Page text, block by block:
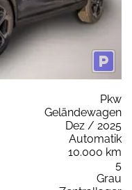
Pkw
Geländewagen
Dez / 2025
Automatik
10.000 km
5
Grau